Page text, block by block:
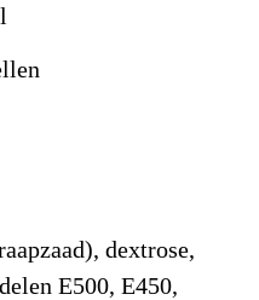
dextrose,
E500, E450,